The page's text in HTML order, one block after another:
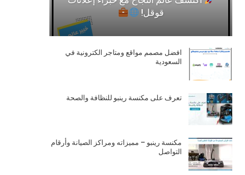
قوقل!
افضل مصمم مواقع ومتاجر الكترونية في
السعودية
تعرف على مكنسة رينبو للنظافة والصحة
مكنسة رينبو – مميزاته ومراكز الصيانة وأرقام
التواصل